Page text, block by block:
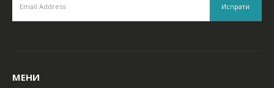
МЕНИ